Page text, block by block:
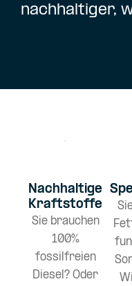
nachhaltiger,
Nachhaltige
Kraftstoffe
Sie brauchen
100%
fossilfreien
Diesel? Oder